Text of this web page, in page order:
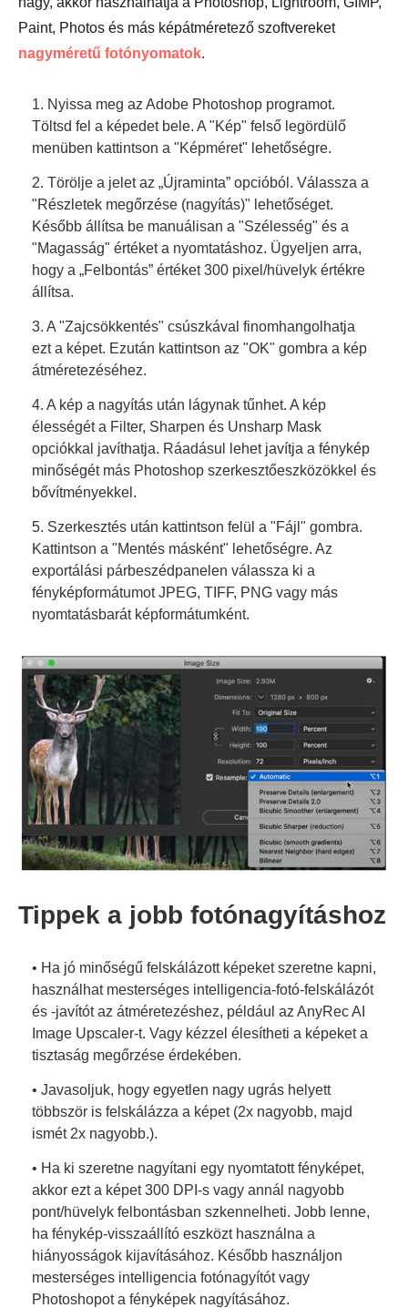
Paint, Photos és más képátméretező szoftvereket
nagyméretű fotónyomatok.
1. Nyissa meg az Adobe Photoshop programot.
Töltsd fel a képedet bele. A "Kép" felső legördülő
menüben kattintson a "Képméret" lehetőségre.
2. Törölje a jelet az „Újraminta” opcióból. Válassza a
"Részletek megőrzése (nagyítás)" lehetőséget.
Később állítsa be manuálisan a "Szélesség" és a
"Magasság" értéket a nyomtatáshoz. Ügyeljen arra,
hogy a „Felbontás” értéket 300 pixel/hüvelyk értékre
állítsa.
3. A "Zajcsökkentés" csúszkával finomhangolhatja
ezt a képet. Ezután kattintson az "OK" gombra a kép
átméretezéséhez.
4. A kép a nagyítás után lágynak tűnhet. A kép
élességét a Filter, Sharpen és Unsharp Mask
opciókkal javíthatja. Ráadásul lehet javítja a fénykép
minőségétmás Photoshop szerkesztőeszközökkel és
bővítményekkel.
5. Szerkesztés után kattintson felül a "Fájl" gombra.
Kattintson a "Mentés másként" lehetőségre. Az
exportálási párbeszédpanelen válassza ki a
fényképformátumot JPEG, TIFF, PNG vagy más
nyomtatásbarát képformátumként.
Tippek a jobb fotónagyításhoz
• Ha jó minőségű felskálázott képeket szeretne kapni,
használhat mesterséges intelligencia-fotó-felskálázót
és -javítót az átméretezéshez, például az AnyRec AI
Image Upscaler-t. Vagy kézzel élesítheti a képeket a
tisztaság megőrzése érdekében.
• Javasoljuk, hogy egyetlen nagy ugrás helyett
többször is felskálázza a képet (2x nagyobb, majd
ismét 2x nagyobb.).
• Ha ki szeretne nagyítani egy nyomtatott fényképet,
akkor ezt a képet 300 DPI-s vagy annál nagyobb
pont/hüvelyk felbontásban szkennelheti. Jobb lenne,
ha fénykép-visszaállító eszközt használna a
hiányosságok kijavításához. Később használjon
mesterséges intelligencia fotónagyítót vagy
Photoshopot a fényképek nagyításához.